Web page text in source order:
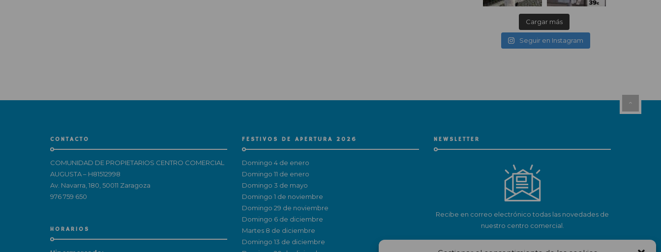
Cargar más
Seguir en Instagram
CONTACTO
COMUNIDAD DE PROPIETARIOS CENTRO COMERCIAL
AUGUSTA – H81512998
Av. Navarra, 180, 50011 Zaragoza
976 759 650
HORARIOS
FESTIVOS DE APERTURA 2026
Domingo 4 de enero
Domingo 11 de enero
Domingo 3 de mayo
Domingo 1 de noviembre
Domingo 29 de noviembre
Domingo 6 de diciembre
Martes 8 de diciembre
Domingo 13 de diciembre
NEWSLETTER
Recibe en correo electrónico todas las novedades de
nuestro centro comercial.